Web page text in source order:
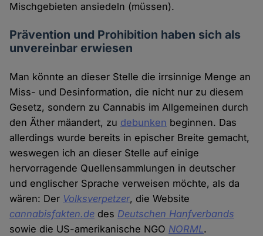
Mischgebieten ansiedeln (müssen).
Prävention und Prohibition haben sich als
unvereinbar erwiesen
Man könnte an dieser Stelle die irrsinnige Menge an
Miss- und Desinformation, die nicht nur zu diesem
Gesetz, sondern zu Cannabis im Allgemeinen durch
den Äther mäandert, zu debunken beginnen. Das
allerdings wurde bereits in epischer Breite gemacht,
weswegen ich an dieser Stelle auf einige
hervorragende Quellensammlungen in deutscher
und englischer Sprache verweisen möchte, als da
wären: Der Volksverpetzer, die Website
cannabisfakten.de des Deutschen Hanfverbands
sowie die US-amerikanische NGO NORML.